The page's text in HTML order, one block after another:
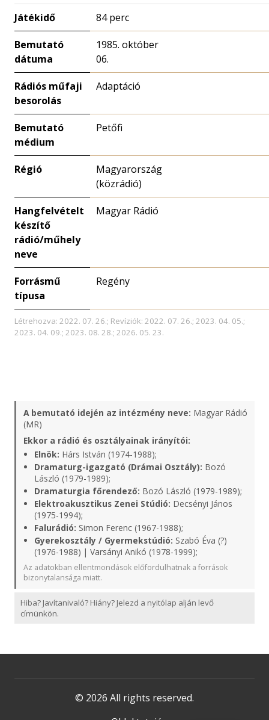
Játékidő 84 perc
Bemutató
dátuma
1985. október
06.
Rádiós műfaji
besorolás
Adaptáció
Bemutató
médium
Petőfi
Régió
Magyarország
(közrádió)
Hangfelvételt
készítő
rádió/műhely
neve
Magyar Rádió
Forrásmű
típusa
Regény
Létrehozva: 2022. 07. 26.; Revíziók: 2022. 07. 26.; 2023. 04. 05.;
2023. 04. 09.; 2023. 08. 28.; 2026. 05. 23.
A bemutató idején az intézmény neve: Magyar Rádió
(MR)
Ekkor a rádió és osztályainak irányítói:
Elnök: Hárs István (1974-1988);
Dramaturg-igazgató (Drámai Osztály): Bozó
László (1979-1989);
Dramaturgia főrendező: Bozó László (1979-1989);
Elektroakusztikus Zenei Stúdió: Decsényi János
(1975-1994);
Falurádió: Simon Ferenc (1967-1988);
Gyerekosztály / Gyermekstúdió: Szabó Éva (?)
(1976-1988) | Varsányi Anikó (1978-1999);
Az adatokban ellentmondások előfordulhatnak a források
bizonytalansága miatt.
Hiba? Javítanivaló? Hiány? Jelezd a nyitólap alján levő
címünkön.
© 2026 All rights reserved.